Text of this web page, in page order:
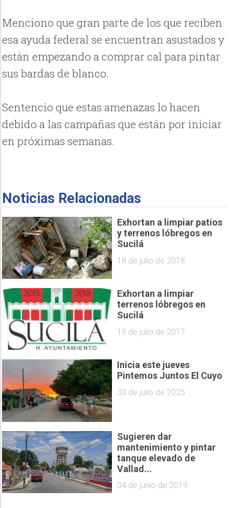
Menciono que gran parte de los que reciben
esa ayuda federal se encuentran asustados y
están empezando a comprar cal para pintar
sus bardas de blanco.
Sentencio que estas amenazas lo hacen
debido a las campañas que están por iniciar
en próximas semanas.
Noticias Relacionadas
Exhortan a limpiar patios
y terrenos lóbregos en
Sucilá
18 de julio de 2018
Exhortan a limpiar
terrenos lóbregos en
Sucilá
19 de julio de 2017
Inicia este jueves
Pintemos Juntos El Cuyo
30 de julio de 2025
Sugieren dar
mantenimiento y pintar
tanque elevado de
Vallad...
04 de junio de 2019